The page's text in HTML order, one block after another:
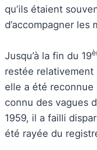
qu’ils étaient
d’accompagner les
Jusqu’à la fin du 19
restée relativement
elle a été reconnue
connu des vagues
1959, il a failli
été rayée du